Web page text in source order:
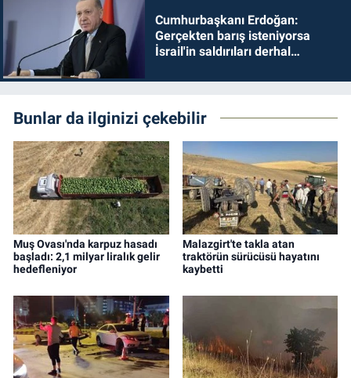
Cumhurbaşkanı Erdoğan:
Gerçekten barış isteniyorsa
İsrail'in saldırıları derhal
Bunlar da ilginizi çekebilir
Muş Ovası'nda karpuz hasadı
başladı: 2,1 milyar liralık gelir
hedefleniyor
Malazgirt'te takla atan
traktörün sürücüsü hayatını
kaybetti